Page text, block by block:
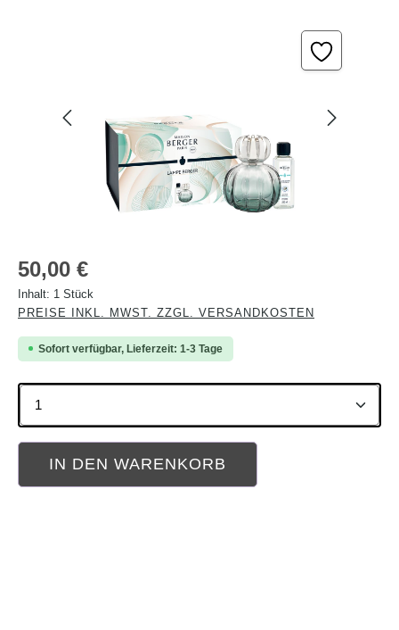
Regulärer Preis:
50,00 €
Inhalt: 1 Stück
PREISE INKL. MWST. ZZGL. VERSANDKOSTEN
Sofort verfügbar, Lieferzeit: 1-3 Tage
Produkt Anzahl: Gib den gewünschten Wert ein
IN DEN WARENKORB